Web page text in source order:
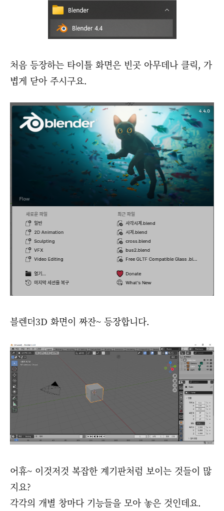
처음 등장하는 타이틀 화면은 빈곳 아무데나 클릭, 가
볍게 닫아 주시구요.
블렌더3D 화면이 짜잔~ 등장합니다.
어휴~ 이것저것 복잡한 계기판처럼 보이는 것들이 많
지요?
각각의 개별 창마다 기능들을 모아 놓은 것인데요.